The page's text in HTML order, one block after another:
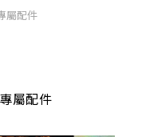
屬配件
屬配件